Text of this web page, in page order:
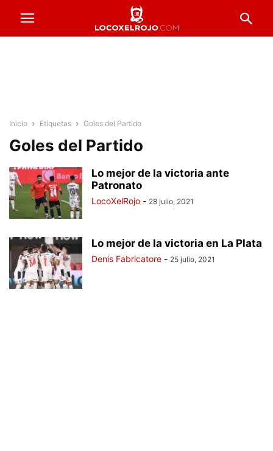
Inicio Etiquetas Goles del Partido
Goles del Partido
Lo mejor de la victoria ante
Patronato
LocoXelRojo - 28 julio, 2021
Lo mejor de la victoria en La Plata
Denis Fabricatore - 25 julio, 2021